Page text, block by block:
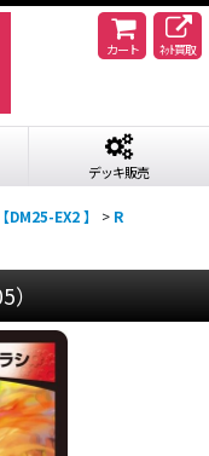
カート ﾈｯﾄ買取
デッキ販売
EX2 】 > R